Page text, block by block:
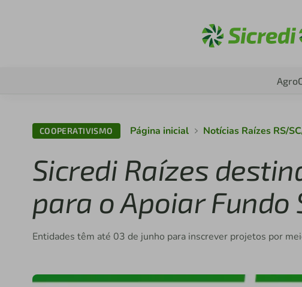
Agro
COOPERATIVISMO Página inicial Notícias Raízes RS/
Sicredi Raízes
para o Apoiar Fundo
Entidades têm até 03 de junho para inscrever projetos por